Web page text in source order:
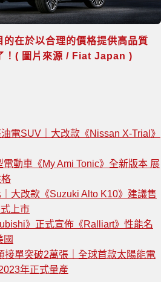
在於以合理的價格提供高品質
！( 圖片來源 / Fiat Japan )
電SUV｜大改款《Nissan X-Trial》
電動車《My Ami Tonic》全新版本 展
大改款《Suzuki Alto K10》建議售
上市
》正式宣佈《Ralliart》性能名
國
接單突破2萬張｜全球首款太陽能電
年正式量產